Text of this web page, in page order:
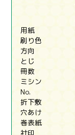
用紙
刷り色
方向
とじ
冊数
ミシン
No.
折下敷
穴あけ
巻表紙
社印